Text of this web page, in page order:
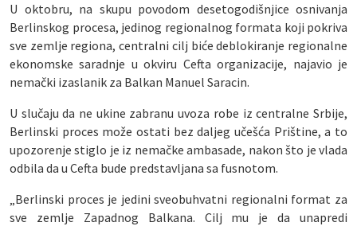
U oktobru, na skupu povodom desetogodišnjice osnivanja
Berlinskog procesa, jedinog regionalnog formata koji pokriva
sve zemlje regiona, centralni cilj biće deblokiranje regionalne
ekonomske saradnje u okviru Cefta organizacije, najavio je
nemački izaslanik za Balkan Manuel Saracin.
U slučaju da ne ukine zabranu uvoza robe iz centralne Srbije,
Berlinski proces može ostati bez daljeg učešća Prištine, a to
upozorenje stiglo je iz nemačke ambasade, nakon što je vlada
odbila da u Cefta bude predstavljana sa fusnotom.
„Berlinski proces je jedini sveobuhvatni regionalni format za
sve zemlje Zapadnog Balkana. Cilj mu je da unapredi